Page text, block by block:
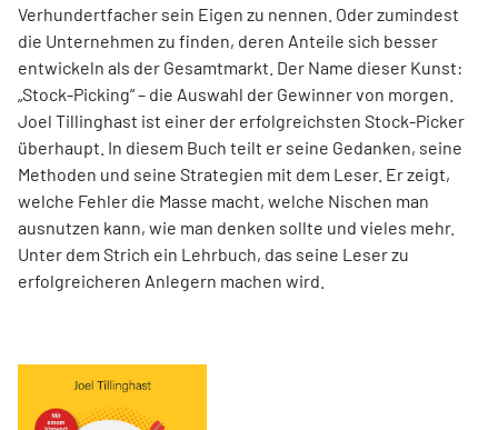
Verhundertfacher sein Eigen zu nennen. Oder zumindest
die Unternehmen zu finden, deren Anteile sich besser
entwickeln als der Gesamtmarkt. Der Name dieser Kunst:
„Stock-Picking“ – die Auswahl der Gewinner von morgen.
Joel Tillinghast ist einer der erfolgreichsten Stock-Picker
überhaupt. In diesem Buch teilt er seine Gedanken, seine
Methoden und seine Strategien mit dem Leser. Er zeigt,
welche Fehler die Masse macht, welche Nischen man
ausnutzen kann, wie man denken sollte und vieles mehr.
Unter dem Strich ein Lehrbuch, das seine Leser zu
erfolgreicheren Anlegern machen wird.